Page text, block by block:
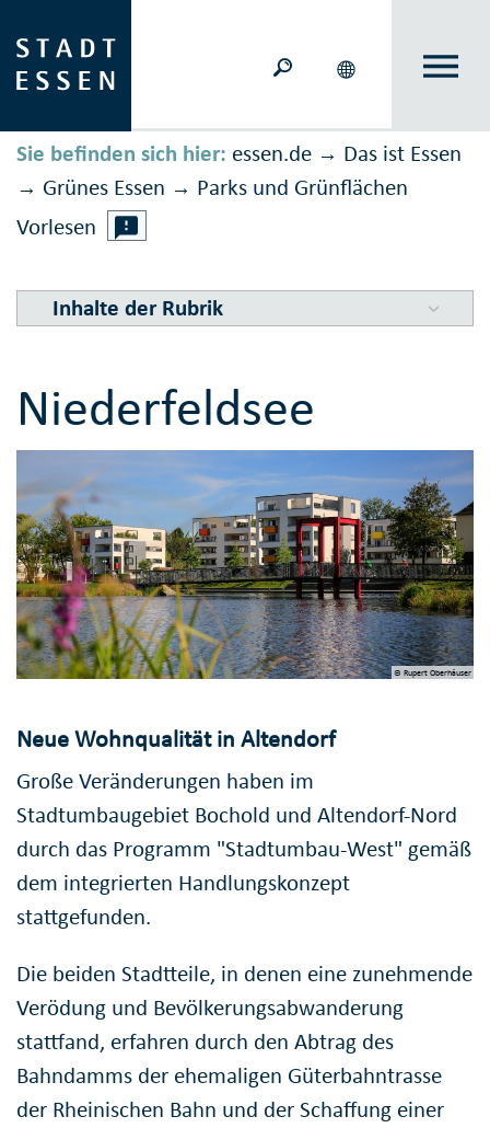
Sie befinden sich hier: essen.de → Das ist Essen
→ Grünes Essen → Parks und Grünflächen
Vorlesen
Inhalte der Rubrik
Niederfeldsee
© Rupert Oberhäuser
Neue Wohnqualität in Altendorf
Große Veränderungen haben im
Stadtumbaugebiet Bochold und Altendorf-Nord
durch das Programm "Stadtumbau-West" gemäß
dem integrierten Handlungskonzept
stattgefunden.
Die beiden Stadtteile, in denen eine zunehmende
Verödung und Bevölkerungsabwanderung
stattfand, erfahren durch den Abtrag des
Bahndamms der ehemaligen Güterbahntrasse
der Rheinischen Bahn und der Schaffung einer